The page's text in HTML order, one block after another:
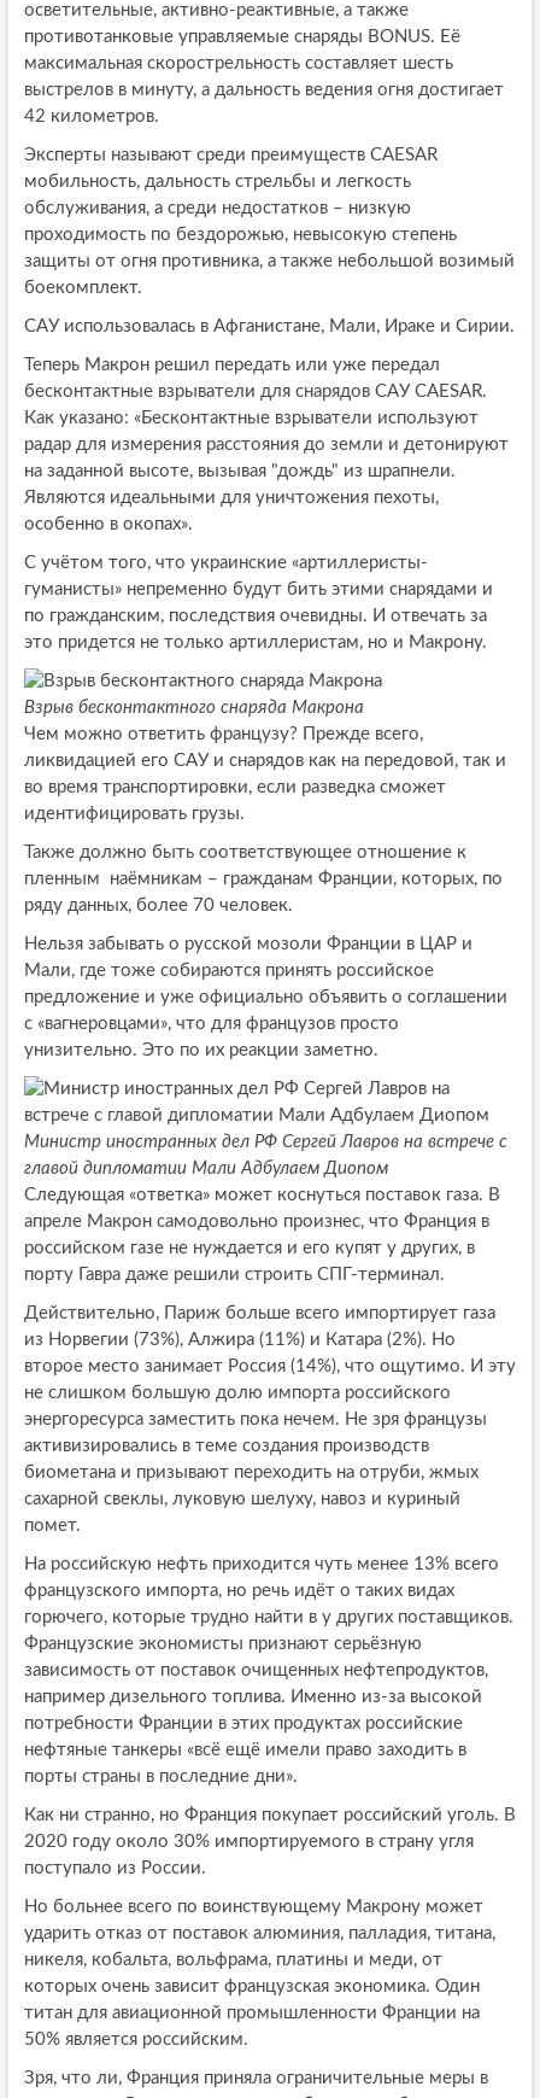
осветительные, активно-реактивные, а также
противотанковые управляемые снаряды BONUS. Её
максимальная скорострельность составляет шесть
выстрелов в минуту, а дальность ведения огня достигает
42 километров.
Эксперты называют среди преимуществ CAESAR
мобильность, дальность стрельбы и легкость
обслуживания, а среди недостатков – низкую
проходимость по бездорожью, невысокую степень
защиты от огня противника, а также небольшой возимый
боекомплект.
САУ использовалась в Афганистане, Мали, Ираке и Сирии.
Теперь Макрон решил передать или уже передал
бесконтактные взрыватели для снарядов САУ CAESAR.
Как указано: «Бесконтактные взрыватели используют
радар для измерения расстояния до земли и детонируют
на заданной высоте, вызывая "дождь" из шрапнели.
Являются идеальными для уничтожения пехоты,
особенно в окопах».
С учётом того, что украинские «артиллеристы-
гуманисты» непременно будут бить этими снарядами и
по гражданским, последствия очевидны. И отвечать за
это придется не только артиллеристам, но и Макрону.
Взрыв бесконтактного снаряда Макрона
Чем можно ответить французу? Прежде всего,
ликвидацией его САУ и снарядов как на передовой, так и
во время транспортировки, если разведка сможет
идентифицировать грузы.
Также должно быть соответствующее отношение к
пленным наёмникам – гражданам Франции, которых, по
ряду данных, более 70 человек.
Нельзя забывать о русской мозоли Франции в ЦАР и
Мали, где тоже собираются принять российское
предложение и уже официально объявить о соглашении
с «вагнеровцами», что для французов просто
унизительно. Это по их реакции заметно.
Министр иностранных дел РФ Сергей Лавров на встрече с
главой дипломатии Мали Адбулаем Диопом
Следующая «ответка» может коснуться поставок газа. В
апреле Макрон самодовольно произнес, что Франция в
российском газе не нуждается и его купят у других, в
порту Гавра даже решили строить СПГ-терминал.
Действительно, Париж больше всего импортирует газа
из Норвегии (73%), Алжира (11%) и Катара (2%). Но
второе место занимает Россия (14%), что ощутимо. И эту
не слишком большую долю импорта российского
энергоресурса заместить пока нечем. Не зря французы
активизировались в теме создания производств
биометана и призывают переходить на отруби, жмых
сахарной свеклы, луковую шелуху, навоз и куриный
помет.
На российскую нефть приходится чуть менее 13% всего
французского импорта, но речь идёт о таких видах
горючего, которые трудно найти в у других поставщиков.
Французские экономисты признают серьёзную
зависимость от поставок очищенных нефтепродуктов,
например дизельного топлива. Именно из-за высокой
потребности Франции в этих продуктах российские
нефтяные танкеры «всё ещё имели право заходить в
порты страны в последние дни».
Как ни странно, но Франция покупает российский уголь. В
2020 году около 30% импортируемого в страну угля
поступало из России.
Но больнее всего по воинствующему Макрону может
ударить отказ от поставок алюминия, палладия, титана,
никеля, кобальта, вольфрама, платины и меди, от
которых очень зависит французская экономика. Один
титан для авиационной промышленности Франции на
50% является российским.
Зря, что ли, Франция приняла ограничительные меры в